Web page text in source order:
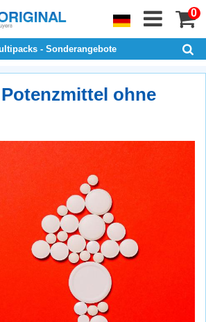
0
- Sonderangebote
ohne